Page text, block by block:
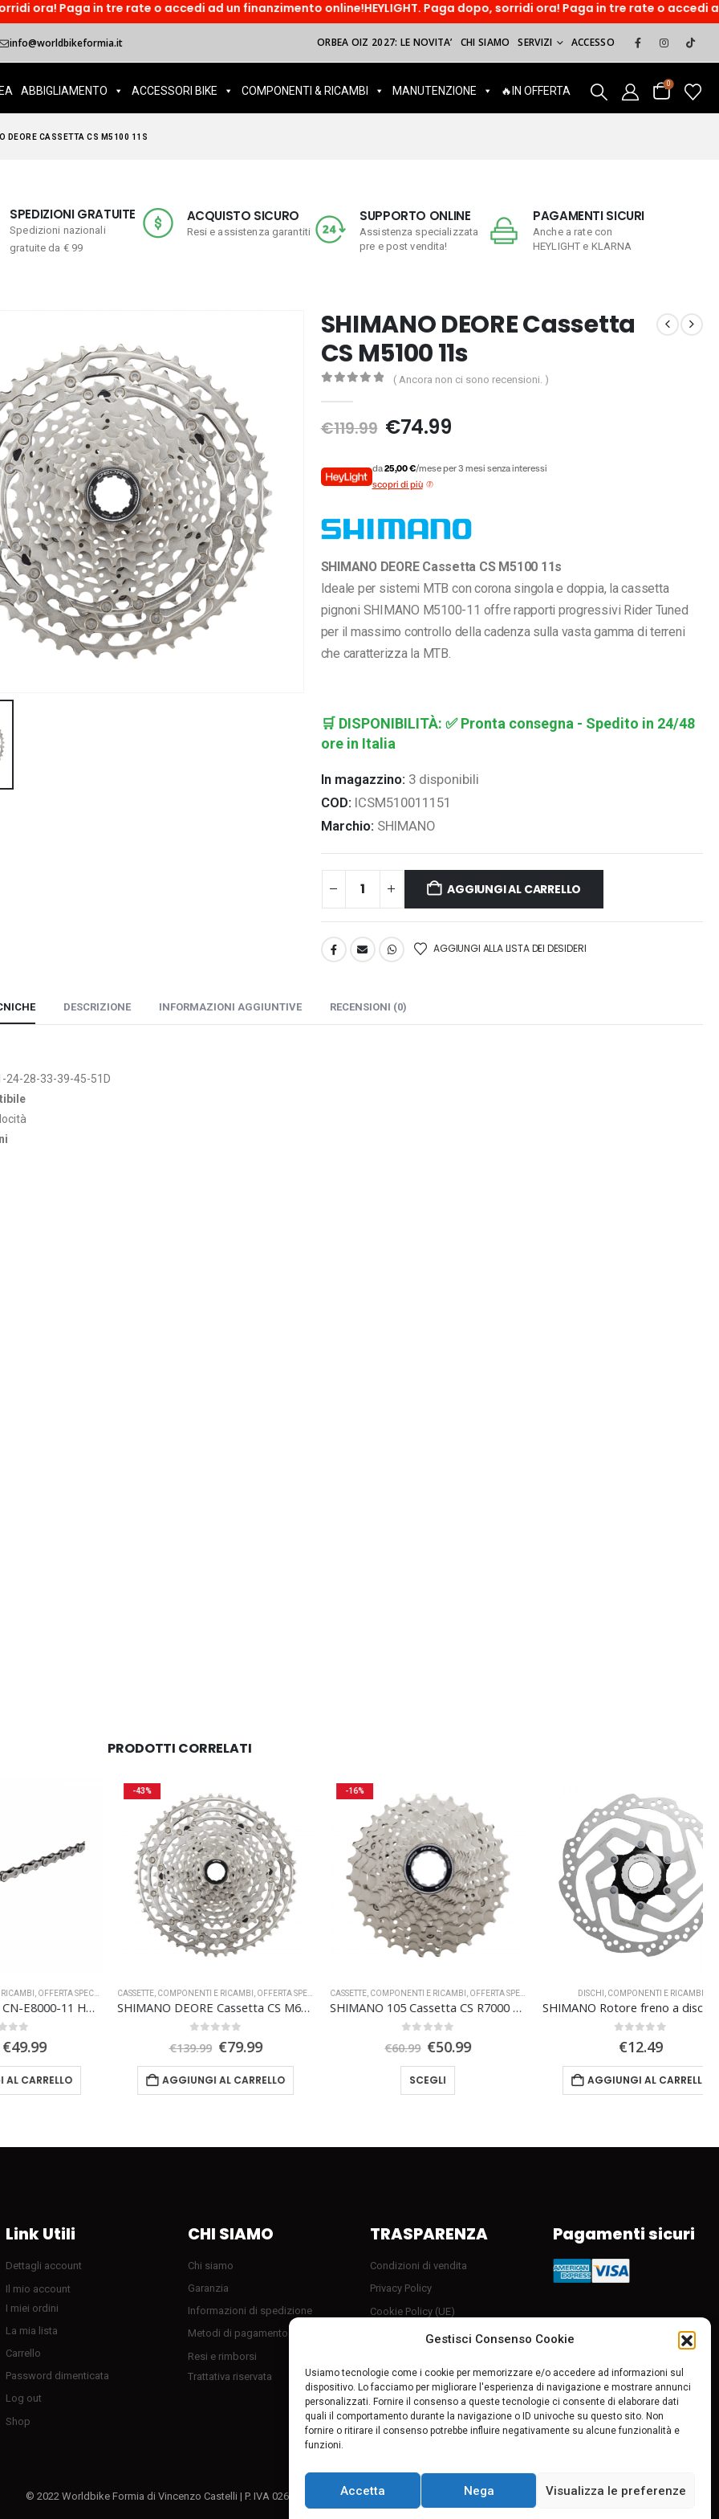
Gestisci Consenso Cookie
Usiamo tecnologie come i cookie per memorizzare e/o accedere ad informazioni sul
dispositivo. Lo facciamo per migliorare l'esperienza di navigazione e mostrare annunci
personalizzati. Fornire il consenso a queste tecnologie ci consente di elaborare dati
quali il comportamento durante la navigazione o ID univoche su questo sito. Non
fornire o ritirare il consenso potrebbe influire negativamente su alcune funzionalità e
funzioni.
Accetta Nega Visualizza le preferenze
in tre rate o accedi ad un finanzimento online!HEYLIGHT. Paga dopo, sorridi ora! Paga in tre rate o accedi ad
info@worldbikeformia.it ORBEA OIZ 2027: LE NOVITA’ CHI SIAMO SERVIZI ACCESSO
ABBIGLIAMENTO ACCESSORI BIKE COMPONENTI & RICAMBI MANUTENZIONE 🔥IN OFFERTA
0
DEORE CASSETTA CS M5100 11S
SPEDIZIONI GRATUITE
Spedizioni nazionali
gratuite da € 99
ACQUISTO SICURO
Resi e assistenza garantiti
SUPPORTO ONLINE
Assistenza specializzata
pre e post vendita!
PAGAMENTI SICURI
Anche a rate con
HEYLIGHT e KLARNA
SHIMANO DEORE Cassetta
CS M5100 11s
( Ancora non ci sono recensioni. )
€119.99 Il
originale
era:
€74.99Il
attuale
da25,00 €/mese per 3 mesi senza interessi
scopri di più
SHIMANO DEORE Cassetta CS M5100 11s
Ideale per sistemi MTB con corona singola e doppia, la cassetta
pignoni SHIMANO M5100-11 offre rapporti progressivi Rider Tuned
per il massimo controllo della cadenza sulla vasta gamma di terreni
che caratterizza la MTB.
🛒 DISPONIBILITÀ: ✅ Pronta consegna - Spedito in 24/48
ore in Italia
In magazzino: 3 disponibili
COD: ICSM510011151
Marchio: SHIMANO
AGGIUNGI AL CARRELLO
AGGIUNGI ALLA LISTA DEI DESIDERI
DESCRIZIONE INFORMAZIONI AGGIUNTIVE RECENSIONI (0)
24-28-33-39-45-51D
PRODOTTI CORRELATI
,OFFERTA SPECIALE
SHIMANO Catena CN-E8000-11 HG-X11 E-BIKE
Il
attuale
è:
CASSETTE,COMPONENTI E RICAMBI ,OFFERTA SPECIALE
SHIMANO DEORE Cassetta CS M6100 12s
139.99 Il
originale
era:
€79.99Il
attuale
è:
AGGIUNGI AL CARRELLO
CASSETTE,COMPONENTI E RICAMBI, OFFERTA SPECIALE
SHIMANO 105 Cassetta CS R7000 11s
60.99 Il
originale
era:
€50.99Il
attuale
è:
SCEGLI
Questo prodotto ha più varianti. Le opzioni possono essere scelte nella pagina del prodotto
COMPONENTI E RICAMBI
SHIMANO Rotore freno a disco SM-RT10 CENTER LOCK 180mm
12.49
AGGIUNGI AL CARRELLO
Link Utili
Dettagli account
Il mio account
I miei ordini
La mia lista
Carrello
Password dimenticata
Log out
Shop
CHI SIAMO
Chi siamo
Garanzia
Informazioni di spedizione
Metodi di pagamento
Resi e rimborsi
Trattativa riservata
TRASPARENZA
Condizioni di vendita
Privacy Policy
Cookie Policy (UE)
Follow Us
Pagamenti sicuri
© 2022 Worldbike Formia di Vincenzo Castelli | P. IVA 02611080595